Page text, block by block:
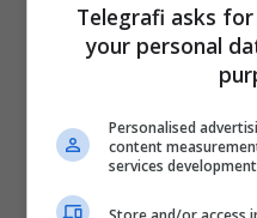
Aurelio De Laurentiis
Telegrafi asks
your personal
Personalised
content
services development